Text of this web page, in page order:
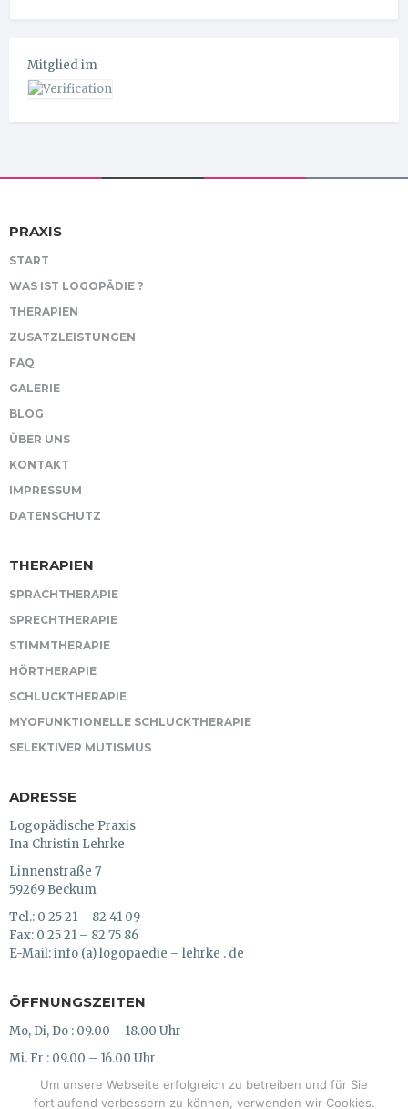
Mitglied im
PRAXIS
START
WAS IST LOGOPÄDIE ?
THERAPIEN
ZUSATZLEISTUNGEN
FAQ
GALERIE
BLOG
ÜBER UNS
KONTAKT
IMPRESSUM
DATENSCHUTZ
THERAPIEN
SPRACHTHERAPIE
SPRECHTHERAPIE
STIMMTHERAPIE
HÖRTHERAPIE
SCHLUCKTHERAPIE
MYOFUNKTIONELLE SCHLUCKTHERAPIE
SELEKTIVER MUTISMUS
ADRESSE
Logopädische Praxis
Ina Christin Lehrke
Linnenstraße 7
59269 Beckum
Tel.: 0 25 21 – 82 41 09
Fax: 0 25 21 – 82 75 86
E-Mail: info (a) logopaedie – lehrke . de
ÖFFNUNGSZEITEN
Mo, Di, Do : 09.00 – 18.00 Uhr
Mi, Fr : 09.00 – 16.00 Uhr
Termine nach Vereinbarung
Um unsere Webseite erfolgreich zu betreiben und für Sie
fortlaufend verbessern zu können, verwenden wir Cookies.